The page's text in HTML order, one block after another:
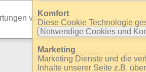
Komfort
Diese Cookie Technologie
Notwendige Cookies und
Marketing
Marketing Dienste und die
Inhalte unserer Seite z.B.
vor.
Alle Marken-, Produkt- und